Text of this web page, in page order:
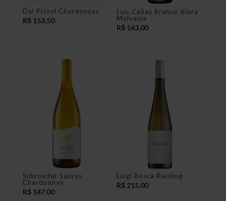
Dal Pizzol Chardonnay
R$153,50
Luis Cañas Branco Viura
Malvasia
R$ 163,00
Schroeder Saurus
Chardonnay
R$147,00
Luigi Bosca Riesling
R$ 215,00